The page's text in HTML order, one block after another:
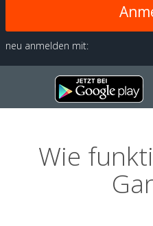
neu anmelden mit:
Wie